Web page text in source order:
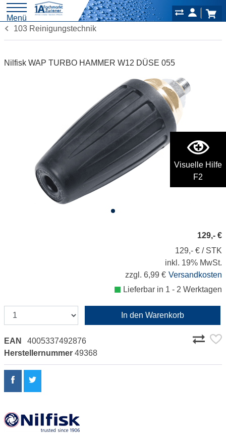
Visuelle Hilfe
F2
Menü
103 Reinigungstechnik
Nilfisk WAP TURBO HAMMER W12 DÜSE 055
129,- €
129,- € / STK
inkl. 19% MwSt.
zzgl. 6,99 € Versandkosten
Lieferbar in 1 - 2 Werktagen
In den Warenkorb
EAN
4005337492876
Herstellernummer 49368